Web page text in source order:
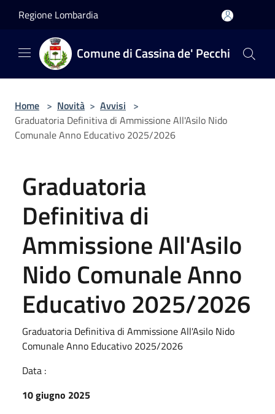
Regione Lombardia
Comune di Cassina de' Pecchi
Home > Novità > Avvisi >
Graduatoria Definitiva di Ammissione All'Asilo Nido
Comunale Anno Educativo 2025/2026
Graduatoria
Definitiva di
Ammissione All'Asilo
Nido Comunale Anno
Educativo 2025/2026
Graduatoria Definitiva di Ammissione All'Asilo Nido
Comunale Anno Educativo 2025/2026
Data :
10 giugno 2025